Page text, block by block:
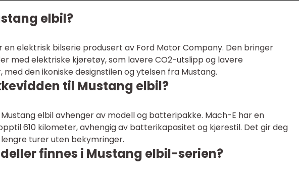
elbil?
en elektrisk bilserie produsert av Ford Motor Company. Den bringer
med elektriske kjøretøy, som lavere CO2-utslipp og lavere
den ikoniske designstilen og ytelsen fra Mustang.
til Mustang elbil?
elbil avhenger av modell og batteripakke. Mach-E har en
610 kilometer, avhengig av batterikapasitet og kjørestil. Det gir deg
turer uten bekymringer.
finnes i Mustang elbil-serien?